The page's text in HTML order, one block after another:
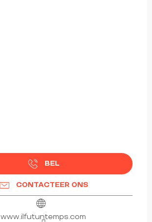
BEL
CONTACTEER ONS
www.ilfutuntemps.com